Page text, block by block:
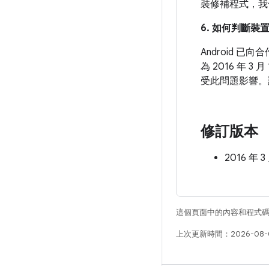
裝修補程式，
6. 如何判斷裝
Android 已向合
為 2016 年 3
受此問題影響
修訂版本
2016 年 3
這個頁面中的內容和程式
上次更新時間：2026-08-